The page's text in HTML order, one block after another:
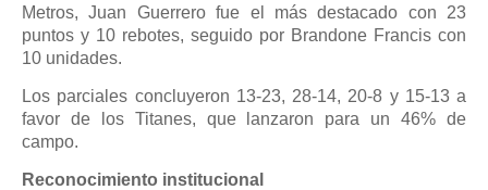
Metros, Juan Guerrero fue el más destacado con 23
puntos y 10 rebotes, seguido por Brandone Francis con
10 unidades.
Los parciales concluyeron 13-23, 28-14, 20-8 y 15-13 a
favor de los Titanes, que lanzaron para un 46% de
campo.
Reconocimiento institucional